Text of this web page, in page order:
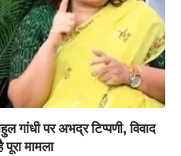
गांधी पर अभद्र टिप्पणी, विवाद
मामला